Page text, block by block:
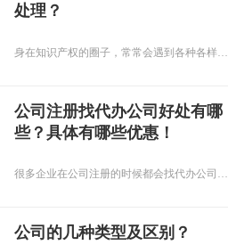
处理？
身在知识产权的圈子，常常会遇到各种各样的问题，最近小编就遇到这么几个问题：公司营业执照被吊销了，那商标怎么办？还有效吗？已注销的公司转让需要什么材料？下面跟随小编一起了解联系吧。
公司注册找代办公司好处有哪
些？具体有哪些优惠！
很多企业在公司注册的时候都会找代办公司给企业办理，其实往往注册公司的一般都是一群有梦想的年轻人，其实在专业方面往往是欠缺的，在注册公司的时候往往都会出现问题，所以找好一个代办公司来进行公司注册是必不可少的！毕竟专业的比我们 这种门外汉好，往往有些企业在公司核名的时候都会死一大部分企业，打倒很多人的信心！那么现在小编给你列举了一下关于公司注册找代办公司好处有哪些？具体有哪些优惠！
公司的几种类型及区别？